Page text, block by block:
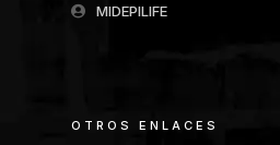
MIDEPILIFE
OTROS ENLACES